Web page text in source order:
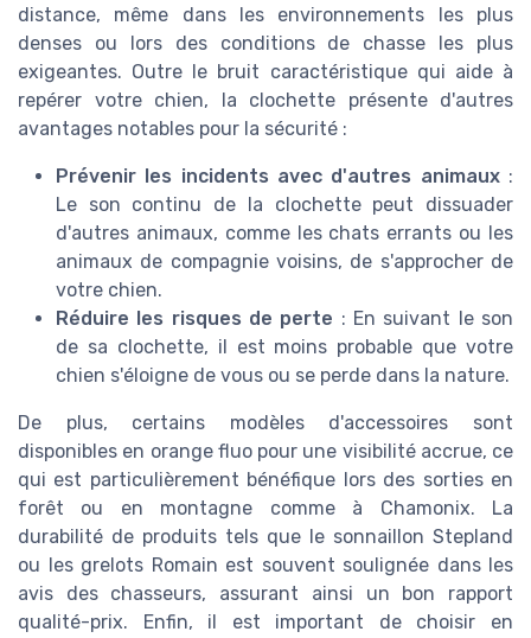
distance, même dans les environnements les plus
denses ou lors des conditions de chasse les plus
exigeantes. Outre le bruit caractéristique qui aide à
repérer votre chien, la clochette présente d'autres
avantages notables pour la sécurité :
Prévenir les incidents avec d'autres animaux:
Le son continu de la clochette peut dissuader
d'autres animaux, comme les chats errants ou les
animaux de compagnie voisins, de s'approcher de
votre chien.
Réduire les risques de perte : En suivant le son
de sa clochette, il est moins probable que votre
chien s'éloigne de vous ou se perde dans la nature.
De plus, certains modèles d'accessoires sont
disponibles en orange fluo pour une visibilité accrue, ce
qui est particulièrement bénéfique lors des sorties en
forêt ou en montagne comme à Chamonix. La
durabilité de produits tels que le sonnaillon Stepland
ou les grelots Romain est souvent soulignée dans les
avis des chasseurs, assurant ainsi un bon rapport
qualité-prix. Enfin, il est important de choisir en